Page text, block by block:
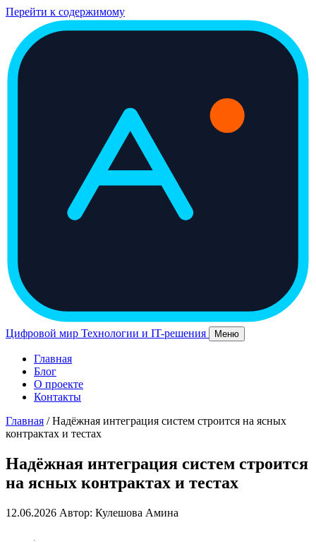
Перейти к содержимому
Цифровой мир Технологии и IT-решения Меню
Главная
Блог
О проекте
Контакты
Главная / Надёжная интеграция систем строится на ясных
контрактах и тестах
Надёжная интеграция систем строится
на ясных контрактах и тестах
12.06.2026 Автор: Кулешова Амина